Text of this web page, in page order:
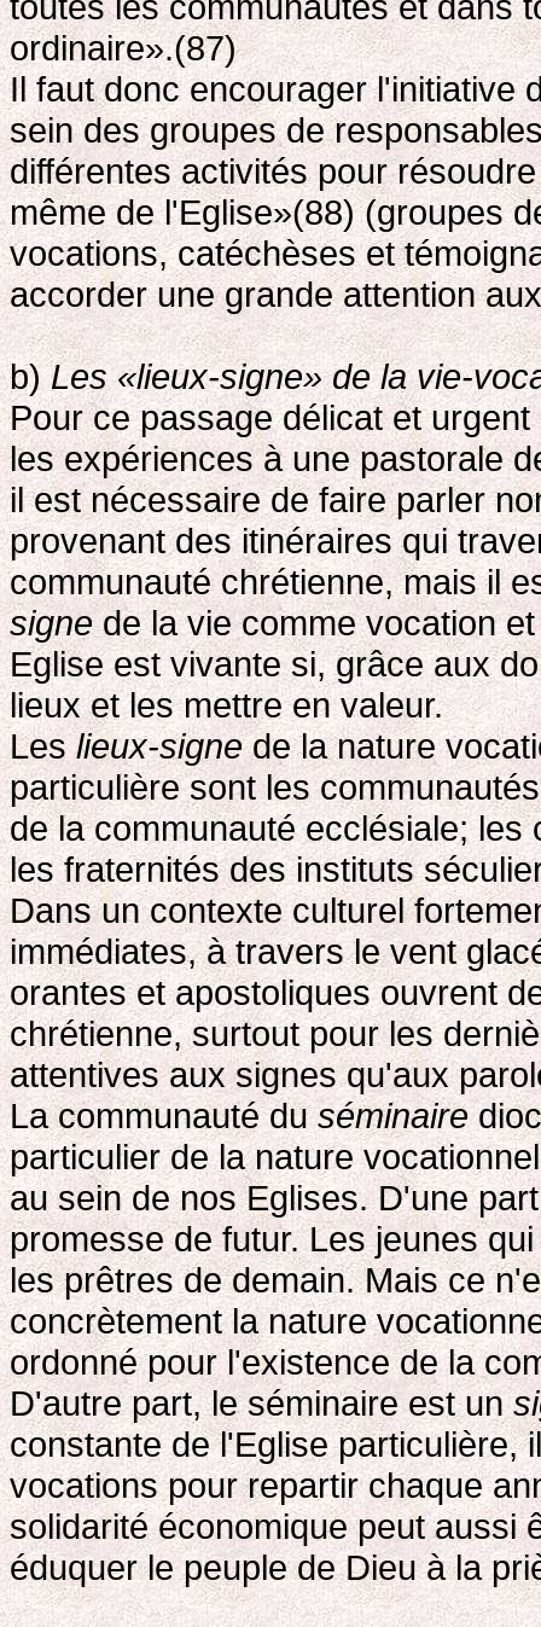
ordinaire».(87)
Il faut donc encourager l'initiative
sein des groupes de
différentes activités pour
même de l'Eglise»(88) (groupes
vocations, catéchèses et
accorder une grande attention
b)Les «lieux-signe» de la vie-
Pour ce passage délicat et
les expériences à une pastorale
il est nécessaire de faire parler
provenant des itinéraires qui
communauté chrétienne, mais il
signede la vie comme vocation
Eglise est vivante si, grâce aux
lieux et les mettre en valeur.
Leslieux-signede la nature
particulière sont les
de la communauté ecclésiale;
les fraternités des instituts
Dans un contexte culturel
immédiates, à travers le vent
orantes et apostoliques ouvrent
chrétienne, surtout pour les
attentives aux signes qu'aux
La communauté duséminaire
particulier de la nature
au sein de nos Eglises. D'une
promesse de futur. Les jeunes
les prêtres de demain. Mais ce
concrètement la nature
ordonné pour l'existence de la
D'autre part, le séminaire est un
constante de l'Eglise particulière,
vocations pour repartir chaque
solidarité économique peut aussi
éduquer le peuple de Dieu à la